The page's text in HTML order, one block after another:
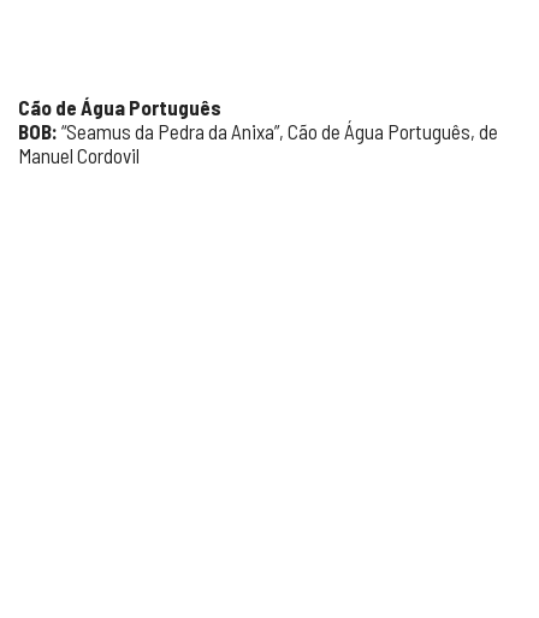
Cão de Água Português
BOB: “Seamus da Pedra da Anixa”, Cão de Água Português, de
Manuel Cordovil